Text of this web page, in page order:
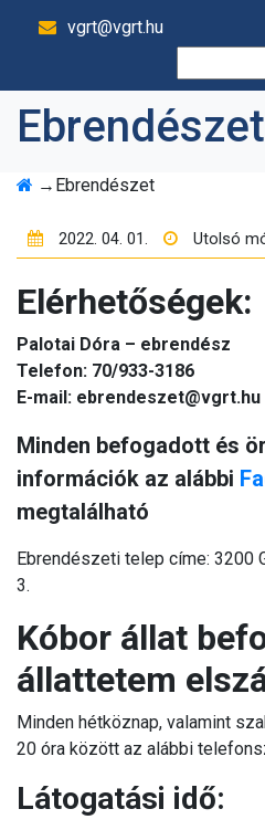
KÖZPONT
EBRENDÉSZET
TÁVHŐSZOLGÁLTATÁS
BELSŐ VISSZAÉLÉS-
GYÖNGYÖSI
ÁLLATMENTŐ
ALAPÍTVÁNY
ÁLTALÁNOS
KÖZZÉTÉTELI
KÖTELEZETTSÉG
PÁLYÁZATOK
GYÖNGYÖS POSTA
vgrt@vgrt.hu
Ebrendészet
→ Ebrendészet
2022. 04. 01. Utolsó
Elérhetőségek:
Palotai Dóra – ebrendész
Telefon: 70/933-3186
E-mail: ebrendeszet@vgrt.hu
Minden befogadott és
információk az alábbi
megtalálható
Ebrendészeti telep címe: 3200
3.
Kóbor állat
állattetem
Minden hétköznap, valamint
20 óra között az alábbi
Látogatási idő: